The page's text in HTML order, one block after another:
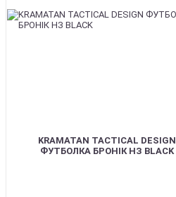
KRAMATAN TACTICAL DESIGN
ФУТБОЛКА БРОНІК НЗ BLACK